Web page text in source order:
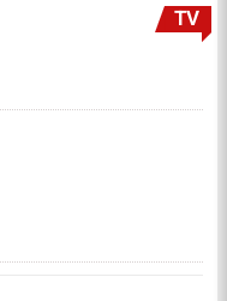
TV